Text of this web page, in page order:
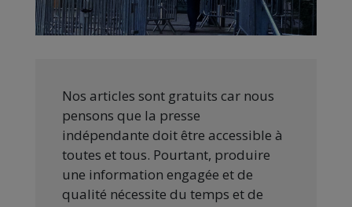
Nos articles sont gratuits car nous
pensons que la presse
indépendante doit être accessible à
toutes et tous. Pourtant, produire
une information engagée et de
qualité nécessite du temps et de